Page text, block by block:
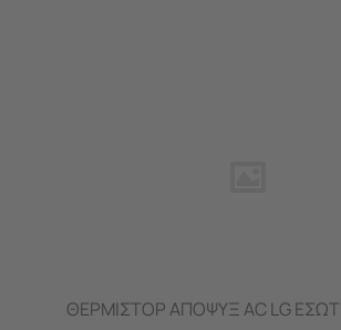
ΘΕΡΜΙΣΤΟΡ ΑΠΟΨΥΞ AC LG